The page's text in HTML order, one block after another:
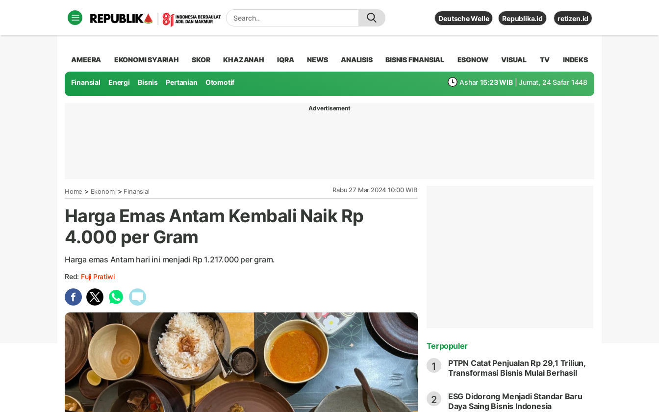
Deutsche Welle Republika.id retizen.id
AMEERA EKONOMI SYARIAH SKOR KHAZANAH IQRA NEWS ANALISIS BISNIS FINANSIAL ESGNOW VISUAL TV INDEKS
Finansial Energi Bisnis Pertanian Otomotif Ashar 15:23 WIB | Jumat, 24 Safar 1448
Advertisement
Home > Ekonomi > Finansial Rabu 27 Mar 2024 10:00 WIB
Harga Emas Antam Kembali Naik Rp
4.000 per Gram
Harga emas Antam hari ini menjadi Rp 1.217.000 per gram.
Red: Fuji Pratiwi
Terpopuler
1
PTPN Catat Penjualan Rp 29,1 Triliun,
Transformasi Bisnis Mulai Berhasil
2
ESG Didorong Menjadi Standar Baru
Daya Saing Bisnis Indonesia